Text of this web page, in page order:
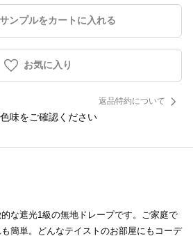
ンプルをカートに入れる
お気に入り
返品特約について
味をご確認ください
な遮光1級の無地ドレープです。ご家庭で
簡単。どんなテイストのお部屋にもコーデ